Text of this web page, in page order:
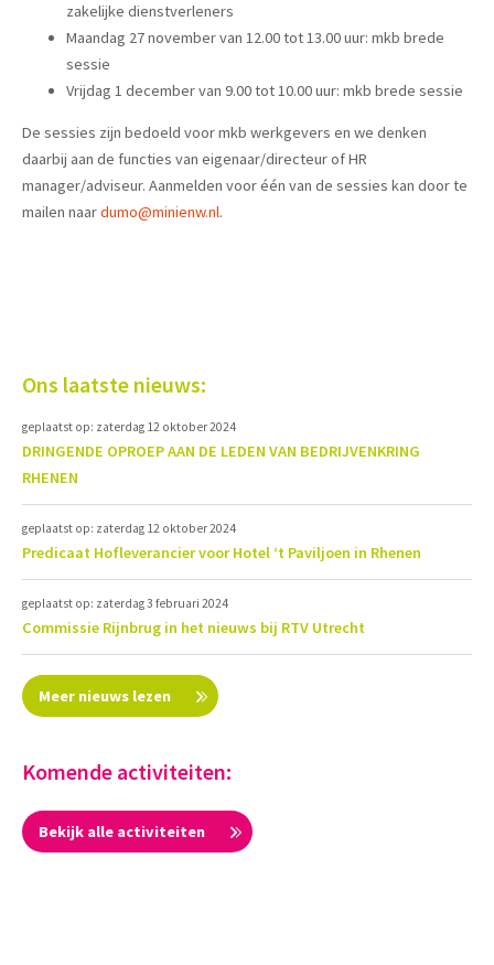
zakelijke dienstverleners
Maandag 27 november van 12.00 tot 13.00 uur: mkb brede
sessie
Vrijdag 1 december van 9.00 tot 10.00 uur: mkb brede sessie
De sessies zijn bedoeld voor mkb werkgevers en we denken
daarbij aan de functies van eigenaar/directeur of HR
manager/adviseur. Aanmelden voor één van de sessies kan door te
mailen naardumo@minienw.nl.
Ons laatste nieuws:
geplaatst op: zaterdag 12 oktober 2024
DRINGENDE OPROEP AAN DE LEDEN VAN BEDRIJVENKRING
RHENEN
geplaatst op: zaterdag 12 oktober 2024
Predicaat Hofleverancier voor Hotel ‘t Paviljoen in Rhenen
geplaatst op: zaterdag 3 februari 2024
Commissie Rijnbrug in het nieuws bij RTV Utrecht
Meer nieuws lezen
Komende activiteiten:
Bekijk alle activiteiten